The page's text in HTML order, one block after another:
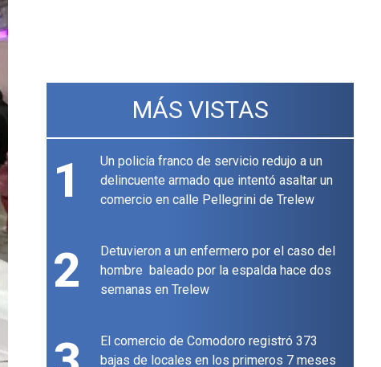
MÁS VISTAS
1
Un policía franco de servicio redujo a un
delincuente armado que intentó asaltar un
comercio en calle Pellegrini de Trelew
2
Detuvieron a un enfermero por el caso del
hombre baleado por la espalda hace dos
semanas en Trelew
El comercio de Comodoro registró 373
bajas de locales en los primeros 7 meses